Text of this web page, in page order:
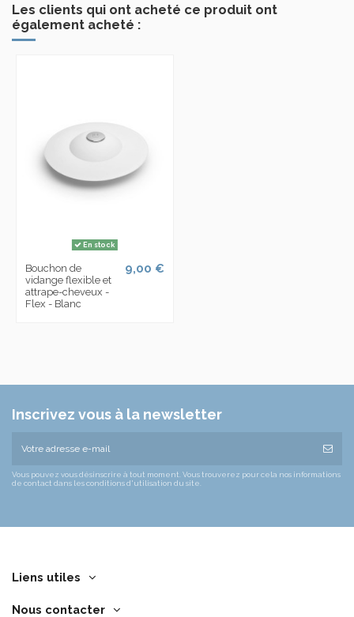
Les clients qui ont acheté ce produit ont
également acheté :
En stock
Bouchon de
vidange flexible et
attrape-cheveux -
Flex - Blanc
9,00 €
Inscrivez vous à la newsletter
Vous pouvez vous désinscrire à tout moment. Vous trouverez pour cela nos informations
de contact dans les conditions d'utilisation du site.
Liens utiles
Nous contacter